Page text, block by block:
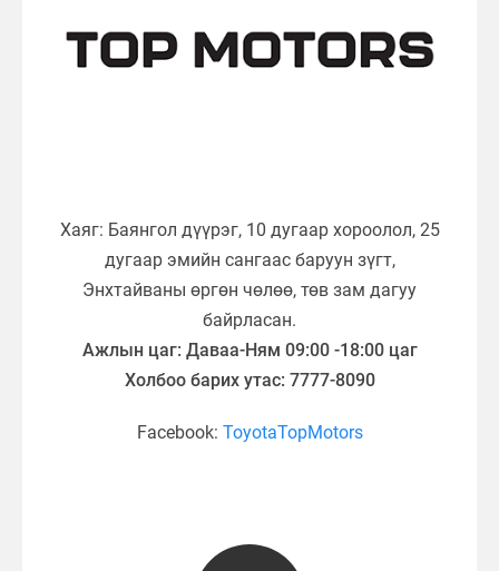
Хаяг: Баянгол дүүрэг, 10 дугаар хороолол, 25
дугаар эмийн сангаас баруун зүгт,
Энхтайваны өргөн чөлөө, төв зам дагуу
байрласан.
Ажлын цаг: Даваа-Ням 09:00 -18:00 цаг
Холбоо барих утас: 7777-8090
Facebook: ToyotaTopMotors